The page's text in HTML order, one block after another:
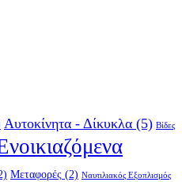
Αυτοκίνητα - Δίκυκλα (5) Βίδες
Μεταφορές (2) Ναυτιλιακός Εξοπλισμός